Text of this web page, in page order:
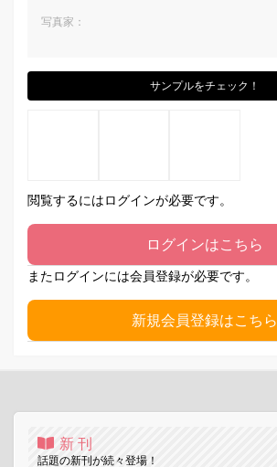
写真家：
サンプルをチェック！
閲覧するにはログインが必要です。
ログインはこちら
またログインには会員登録が必要です。
新規会員登録はこちら
新刊
話題の新刊が続々登場！